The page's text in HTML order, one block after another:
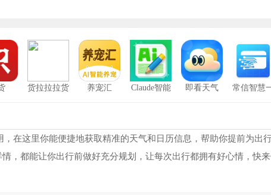
货拉拉拉货
养宠汇
Claude智能
即看天气
常信智慧
在这里你能便捷地获取精准的天气和日历信息，帮助你提前为出
，都能让你出行前做好充分规划，让每次出行都拥有好心情，快